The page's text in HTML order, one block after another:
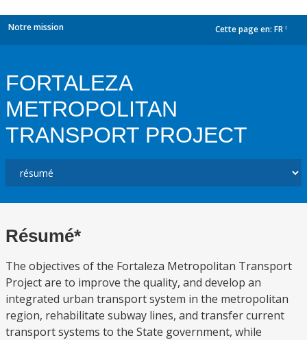
Notre mission Cette page en: FR
FORTALEZA
METROPOLITAN
TRANSPORT PROJECT
Résumé*
The objectives of the Fortaleza Metropolitan Transport
Project are to improve the quality, and develop an
integrated urban transport system in the metropolitan
region, rehabilitate subway lines, and transfer current
transport systems to the State government, while